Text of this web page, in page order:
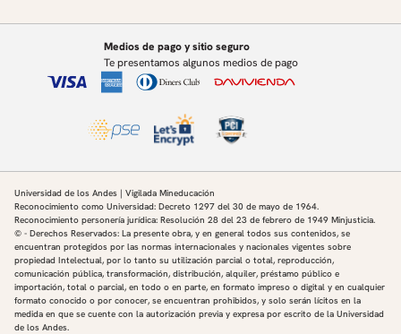
Medios de pago y sitio seguro
Te presentamos algunos medios de pago
Universidad de los Andes | Vigilada Mineducación
Reconocimiento como Universidad: Decreto 1297 del 30 de mayo de 1964.
Reconocimiento personería jurídica: Resolución 28 del 23 de febrero de 1949 Minjusticia.
© - Derechos Reservados: La presente obra, y en general todos sus contenidos, se
encuentran protegidos por las normas internacionales y nacionales vigentes sobre
propiedad Intelectual, por lo tanto su utilización parcial o total, reproducción,
comunicación pública, transformación, distribución, alquiler, préstamo público e
importación, total o parcial, en todo o en parte, en formato impreso o digital y en cualquier
formato conocido o por conocer, se encuentran prohibidos, y solo serán lícitos en la
medida en que se cuente con la autorización previa y expresa por escrito de la Universidad
de los Andes.